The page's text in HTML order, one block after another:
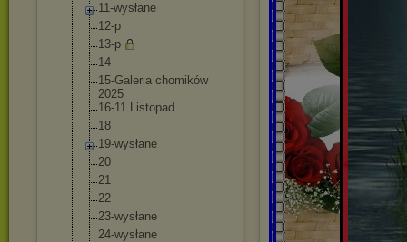
11-wysłane
12-p
13-p
14
15-Galeria chomików
2025
16-11 Listopad
18
19-wysłane
20
21
22
23-wysłane
24-wysłane